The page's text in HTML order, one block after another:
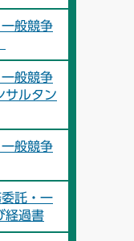
般競争
般競争
サルタン
般競争
託・一
経過書